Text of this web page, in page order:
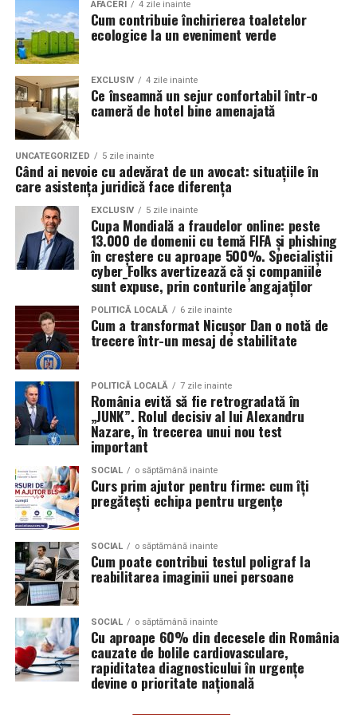
Valoarea 30 indică comportamentul uleiului la
temperatura normală de funcționare a motorului.
Rezultatul este un echilibru foarte bun între protecție și
economie de combustibil.
Pentru ce motoare este recomandat Ravenol VMP
USVO 5W30?
Tipul deulei de motor Ravenol
recomandat pentru numeroase motoare moderne care
necesită un ulei 5W30 cu aprobări OEM specifice.
În funcție de specificațiile constructorului, poate fi
utilizat pe vehicule ale unor mărci precum:
Mercedes-Benz;
Volkswagen;
Audi;
Skoda;
Seat;
Porsche;
Opel;
Ford;
Renault și altele.
Compatibilitatea exactă trebuie verificată întotdeauna
în manualul vehiculului sau în documentația tehnică a
producătorului.
Este potrivit pentru motoarele diesel?
Da.
Ravenol VMP USVO 5W30 este utilizat frecvent pe
În plus, prin alegerea facilităților ecologice,
organizatorii unui eveniment pot reduce semnificativ
impactul negativ asupra mediului în comparație cu
soluțiile tradiționale, care sunt mult mai dăunătoare
pentru natură. Astfel, toaletele ecologice contribuie la
promovarea unui comportament responsabil din punct
de vedere ecologic și ajută la protejarea resurselor
naturale.
Impactul pozitiv asupra imaginii evenimentului
Alegerea unor soluții ecologice, precum tipul ecologic
de toaletă, poate aduce beneficii semnificative imaginii
unui eveniment. Într-o eră în care participanții devin din
ce în ce mai conștienți de problemele de mediu,
organizatorii care aleg să adopte soluții sustenabile, cum
ar fi închirierea toaletelor din gama ecologică, pot
câștiga aprecierea publicului.
Aceasta nu doar că îmbunătățește percepția față de
eveniment, dar poate și atrage mai mulți participanți
care sunt interesați de susținerea unor cauze ecologice.
Promovând un eveniment “verde”, organizatorii pot
atrage atenția asupra angajamentului față de protejarea
mediului și față de responsabilitatea socială.
Participanții vor aprecia cu siguranță faptul că
organizatorii au ales să adopte soluții care protejează
natura. De asemenea, acest lucru poate contribui la
creșterea reputației evenimentului și la creșterea
numărului de participanți în edițiile viitoare.
Confortul participanților
Deși un eveniment verde presupune economii de costuri
și un impact pozitiv asupra mediului, nu trebuie să se
facă compromisuri în ceea ce privește confortul
participanților. Modelele ecologice sunt concepute
AFACERI 4 zile inainte
Cum contribuie închirierea toaletelor
ecologice la un eveniment verde
EXCLUSIV 4 zile inainte
Ce înseamnă un sejur confortabil într-o
cameră de hotel bine amenajată
UNCATEGORIZED 5 zile inainte
Când ai nevoie cu adevărat de un avocat: situațiile în
care asistența juridică face diferența
EXCLUSIV 5 zile inainte
Cupa Mondială a fraudelor online: peste
13.000 de domenii cu temă FIFA și phishing
în creștere cu aproape 500%. Specialiștii
cyber_Folks avertizează că și companiile
sunt expuse, prin conturile angajaților
POLITICĂ LOCALĂ 6 zile inainte
Cum a transformat Nicușor Dan o notă de
trecere într-un mesaj de stabilitate
POLITICĂ LOCALĂ 7 zile inainte
România evită să fie retrogradată în
„JUNK”. Rolul decisiv al lui Alexandru
Nazare, în trecerea unui nou test
important
SOCIAL o săptămână inainte
Curs prim ajutor pentru firme: cum îți
pregătești echipa pentru urgențe
SOCIAL o săptămână inainte
Cum poate contribui testul poligraf la
reabilitarea imaginii unei persoane
SOCIAL o săptămână inainte
Cu aproape 60% din decesele din România
cauzate de bolile cardiovasculare,
rapiditatea diagnosticului în urgențe
devine o prioritate națională